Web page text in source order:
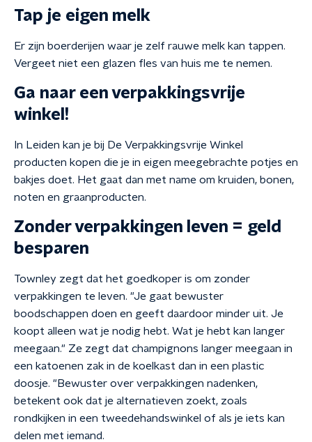
Tap je eigen melk
Er zijn boerderijen waar je zelf rauwe melk kan tappen.
Vergeet niet een glazen fles van huis me te nemen.
Ga naar een verpakkingsvrije
winkel!
In Leiden kan je bij De Verpakkingsvrije Winkel
producten kopen die je in eigen meegebrachte potjes en
bakjes doet. Het gaat dan met name om kruiden, bonen,
noten en graanproducten.
Zonder verpakkingen leven = geld
besparen
Townley zegt dat het goedkoper is om zonder
verpakkingen te leven. "Je gaat bewuster
boodschappen doen en geeft daardoor minder uit. Je
koopt alleen wat je nodig hebt. Wat je hebt kan langer
meegaan." Ze zegt dat champignons langer meegaan in
een katoenen zak in de koelkast dan in een plastic
doosje. "Bewuster over verpakkingen nadenken,
betekent ook dat je alternatieven zoekt, zoals
rondkijken in een tweedehandswinkel of als je iets kan
delen met iemand.